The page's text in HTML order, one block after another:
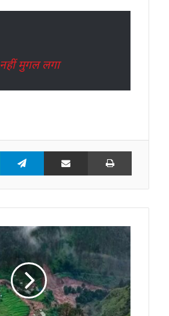
नहीं मुगल लगा
WhatsAppTelegram Share via Email Print